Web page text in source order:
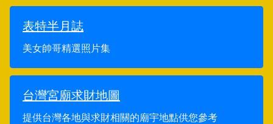
表特半月誌
美女帥哥精選照片集
台灣宮廟求財地圖
提供台灣各地與求財相關的廟宇地點供您參考